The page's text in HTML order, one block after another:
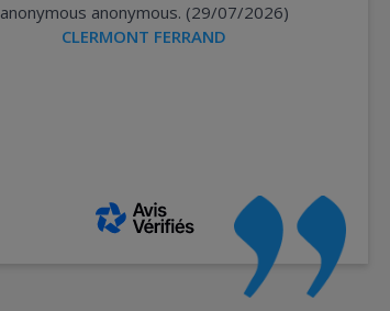
anonymous anonymous. (29/07/2026)
CLERMONT FERRAND